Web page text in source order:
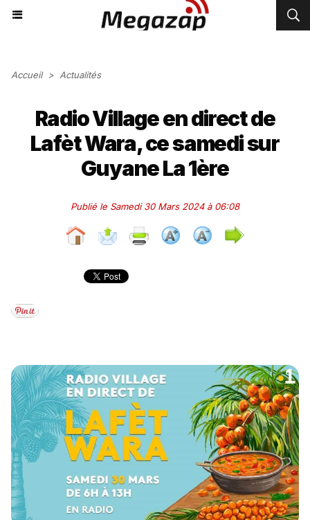
Accueil > Actualités
Radio Village en direct de
Lafèt Wara, ce samedi sur
Guyane La 1ère
Publié le Samedi 30 Mars 2024 à 06:08